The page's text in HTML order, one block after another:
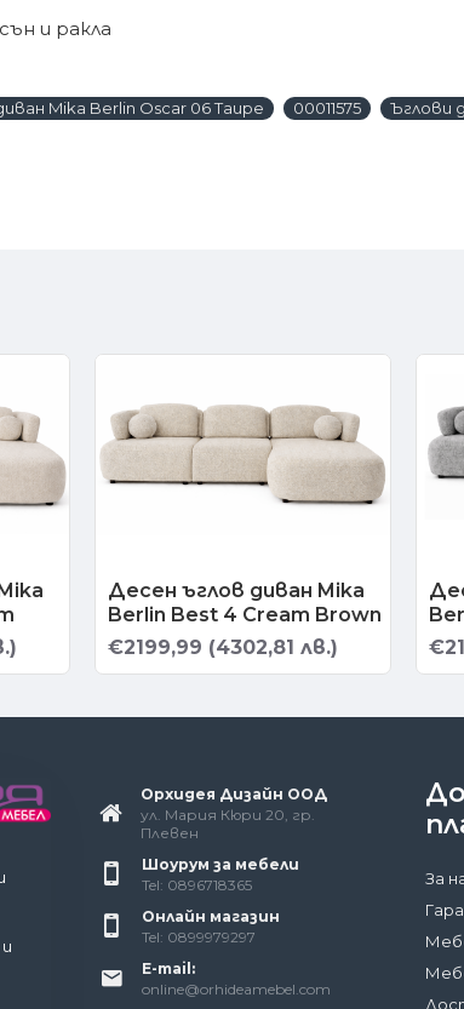
и ракла
Mika Berlin Oscar 06 Taupe 00011575 Ъглови
Десен ъглов диван Mika
Berlin Best 4 Cream Brown
€2199,99 (4302,81 лв.)
Орхидея Дизайн ООД
ул. Мария Кюри 20, гр.
Плевен
Шоурум за мебели
Tel: 0896718365
Онлайн магазин
Tel: 0899979297
E-mail:
online@orhideamebel.com
За